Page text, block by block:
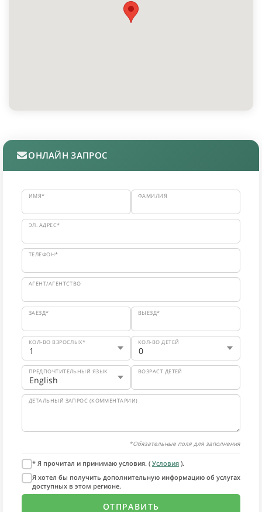
ОНЛАЙН ЗАПРОС
ИМЯ* ФАМИЛИЯ
ЭЛ. АДРЕС*
ТЕЛЕФОН*
АГЕНТ/АГЕНТСТВО
ЗАЕЗД* ВЫЕЗД*
КОЛ-ВО ВЗРОСЛЫХ* КОЛ-ВО ДЕТЕЙ
ПРЕДПОЧТИТЕЛЬНЫЙ ЯЗЫК ВОЗРАСТ ДЕТЕЙ
ДЕТАЛЬНЫЙ ЗАПРОС (КОММЕНТАРИИ)
*Обязательные поля для заполнения
* Я прочитал и принимаю условия. ( Условия ).
Я хотел бы получить дополнительную информацию об услугах
доступных в этом регионе.